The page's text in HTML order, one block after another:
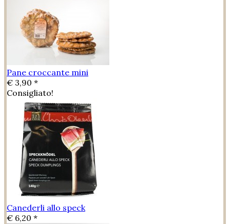
Pane croccante mini
€ 3,90 *
Consigliato!
Canederli allo speck
€ 6,20 *